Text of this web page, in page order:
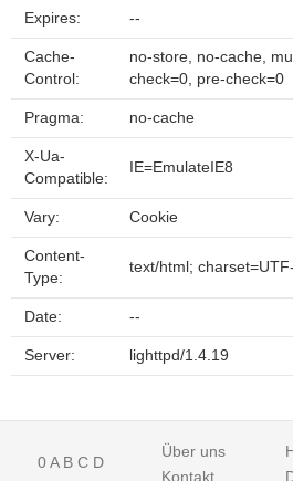
Expires: --
Cache-
Control:
no-store, no-cache,
check=0, pre-check=0
Pragma: no-cache
X-Ua-
Compatible:
IE=EmulateIE8
Vary: Cookie
Content-
Type:
text/html;
Date: --
Server: lighttpd/1.4.19
0A B C D
Über uns
Kontakt